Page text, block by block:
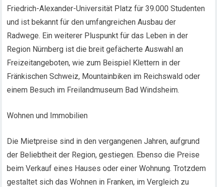
Friedrich-Alexander-Universität Platz für 39.000 Studenten
und ist bekannt für den umfangreichen Ausbau der
Radwege. Ein weiterer Pluspunkt für das Leben in der
Region Nürnberg ist die breit gefächerte Auswahl an
Freizeitangeboten, wie zum Beispiel Klettern in der
Fränkischen Schweiz, Mountainbiken im Reichswald oder
einem Besuch im Freilandmuseum Bad Windsheim.
Wohnen und Immobilien
Die Mietpreise sind in den vergangenen Jahren, aufgrund
der Beliebtheit der Region, gestiegen. Ebenso die Preise
beim Verkauf eines Hauses oder einer Wohnung. Trotzdem
gestaltet sich das Wohnen in Franken, im Vergleich zu